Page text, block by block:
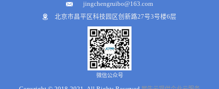
jingchengruibo@163.com
北京市昌平区科技园区创新路27号3号楼6层
微信公众号